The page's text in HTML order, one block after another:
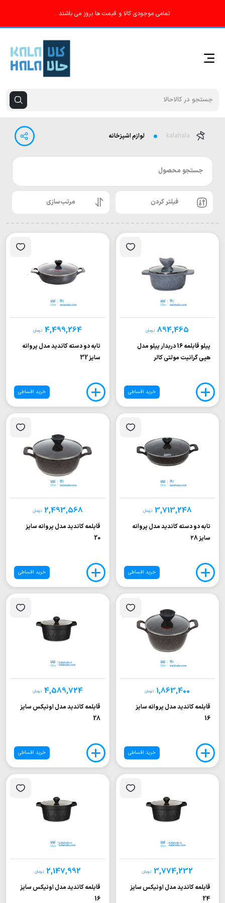
تمامی موجودی کالا و قیمت ها بروز می باشند .
kalahala لوازم اشپزخانه
جستجو محصول
فیلتر کردن مرتب‌سازی
894,465 تومان
پیلو قابلمه 16 دربدار پیلو مدل
هپی گرانیت مولتی کالر
خرید اقساطی
4,499,264 تومان
تابه دو دسته کاندید مدل پروانه
سایز 32
خرید اقساطی
3,713,248 تومان
تابه دو دسته کاندید مدل پروانه
سایز ۲8
خرید اقساطی
2,493,568 تومان
قابلمه کاندید مدل پروانه سایز
20
خرید اقساطی
1,863,400 تومان
قابلمه کاندید مدل پروانه سایز
16
خرید اقساطی
4,589,724 تومان
قابلمه کاندید مدل اونیکس سایز
28
خرید اقساطی
3,774,232 تومان
قابلمه کاندید مدل اونیکس سایز
24
2,147,992 تومان
قابلمه کاندید مدل اونیکس سایز
16